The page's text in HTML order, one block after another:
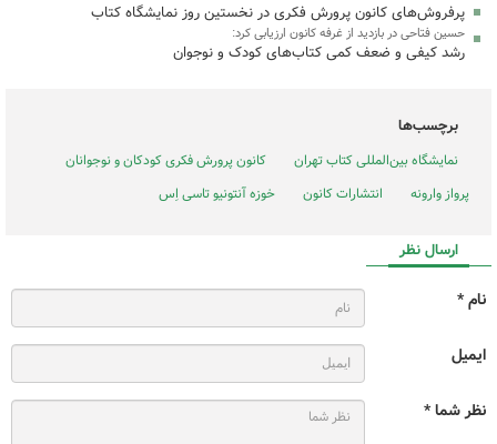
پرفروش‌های کانون پرورش فکری در نخستین روز نمایشگاه کتاب
حسین فتاحی در بازدید از غرفه کانون ارزیابی کرد:
رشد کیفی و ضعف کمی کتاب‌های کودک و نوجوان
برچسب‌ها
نمایشگاه بین‌المللی کتاب تهران
کانون پرورش فکری کودکان و نوجوانان
پرواز وارونه
انتشارات کانون خوزه آنتونیو تاسی اِس
ارسال نظر
نام *
ایمیل
نظر شما *